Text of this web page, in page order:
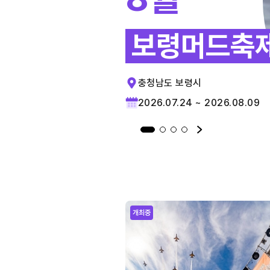
보령머드축
충청남도 보령시
2026.07.24 ~ 2026.08.09
개최중